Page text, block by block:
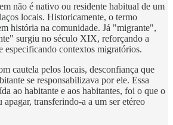
não é nativo ou residente habitual de um
locais. Historicamente, o termo
história na comunidade. Já "migrante",
surgiu no século XIX, reforçando a
especificando contextos migratórios.
cautela pelos locais, desconfiança que
se responsabilizava por ele. Essa
ao habitante e aos habitantes, foi o que o
transferindo-a a um ser etéreo